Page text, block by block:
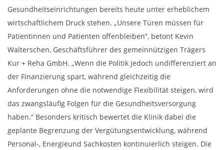
Gesundheitseinrichtungen bereits heute unter erheblichem
wirtschaftlichem Druck stehen. „Unsere Türen müssen für
Patientinnen und Patienten offenbleiben“, betont Kevin
Walterschen, Geschäftsführer des gemeinnützigen Trägers
Kur + Reha GmbH. „Wenn die Politik jedoch undifferenziert an
der Finanzierung spart, während gleichzeitig die
Anforderungen ohne die notwendige Flexibilität steigen, wird
das zwangsläufig Folgen für die Gesundheitsversorgung
haben.“ Besonders kritisch bewertet die Klinik dabei die
geplante Begrenzung der Vergütungsentwicklung, während
Personal-, Energieund Sachkosten kontinuierlich steigen. Die